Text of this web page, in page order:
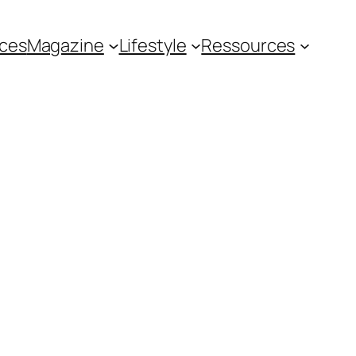
Magazine Lifestyle Ressources